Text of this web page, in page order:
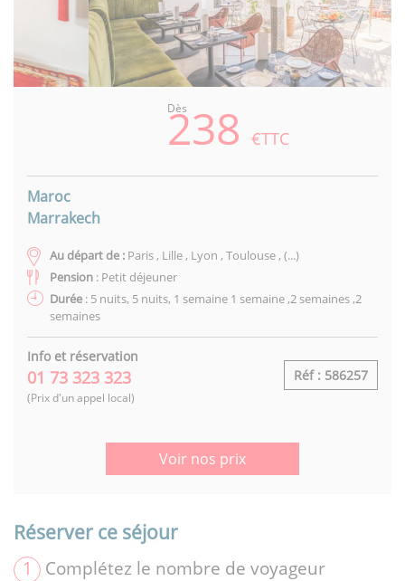
Dès
238€TTC
Maroc
Marrakech
Au départ de : Paris , Lille , Lyon , Toulouse , (...)
Pension : Petit déjeuner
Durée : 5 nuits, 5 nuits, 1 semaine 1 semaine ,2 semaines ,2
semaines
Info et réservation
01 73 323 323
(Prix d'un appel local)
Réf : 586257
Voir nos prix
Réserver ce séjour
1 Complétez le nombre de voyageur